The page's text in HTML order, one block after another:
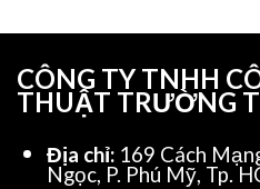
CÔNG TY TNHH
THUẬT TRƯỜNG
Địa chỉ: 169 Cách
Ngọc, P. Phú Mỹ, Tp.